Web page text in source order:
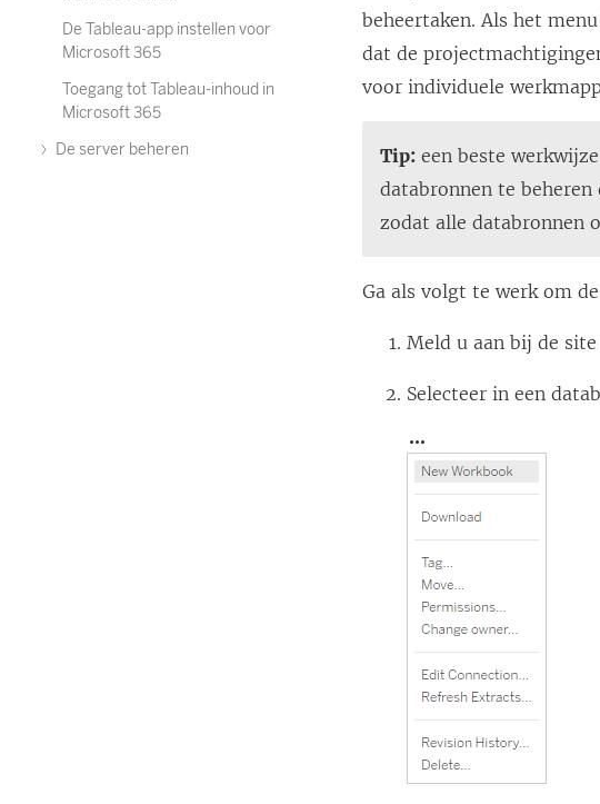
De Tableau-app instellen voor
Microsoft 365
Toegang tot Tableau-inhoud in
Microsoft 365
De server beheren
beheertaken. Als het
dat de
voor individuele
Tip: een beste
databronnen te
zodat alle databronnen
Ga als volgt te werk om
Meld u aan bij de
Selecteer in een